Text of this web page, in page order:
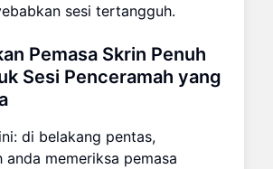
sesi tertangguh.
Pemasa Skrin Penuh
Sesi Penceramah yang
di belakang pentas,
anda memeriksa pemasa